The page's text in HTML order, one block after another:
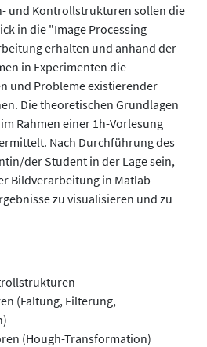
und Kontrollstrukturen sollen die
in die "Image Processing
erhalten und anhand der
in Experimenten die
und Probleme existierender
Die theoretischen Grundlagen
Rahmen einer 1h-Vorlesung
Nach Durchführung des
der Student in der Lage sein,
Bildverarbeitung in Matlab
zu visualisieren und zu
(Faltung, Filterung,
(Hough-Transformation)